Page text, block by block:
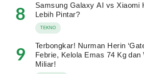
8
Samsung Galaxy AI vs Xiaomi
Lebih Pintar?
TEKNO
9
Terbongkar! Nurman Herin
Febrie, Kelola Emas 74 Kg dan
Miliar!